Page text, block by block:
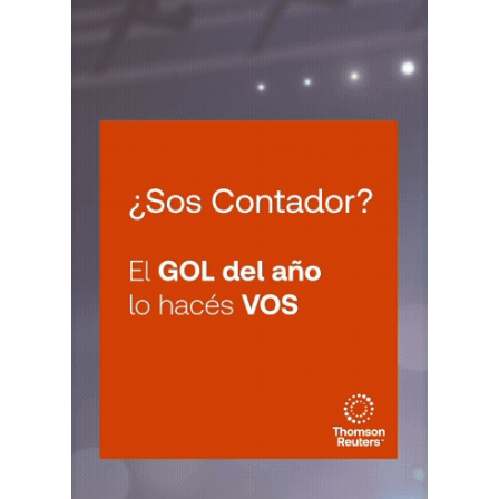
NACIONAL
CUIT 0-1-2-3-4-…
Autonomos
CUIT 7-8-9-…
7 C.A.B.A.